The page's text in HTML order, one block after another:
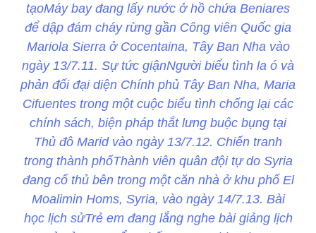
tạoMáy bay đang lấy nước ở hồ chứa Beniares
để dập đám cháy rừng gần Công viên Quốc gia
Mariola Sierra ở Cocentaina, Tây Ban Nha vào
ngày 13/7.11. Sự tức giậnNgười biểu tình la ó và
phản đối đại diện Chính phủ Tây Ban Nha, Maria
Cifuentes trong một cuộc biểu tình chống lại các
chính sách, biện pháp thắt lưng buộc bụng tại
Thủ đô Marid vào ngày 13/7.12. Chiến tranh
trong thành phốThành viên quân đội tự do Syria
đang cố thủ bên trong một căn nhà ở khu phố El
Moalimin Homs, Syria, vào ngày 14/7.13. Bài
học lịch sửTrẻ em đang lắng nghe bài giảng lịch